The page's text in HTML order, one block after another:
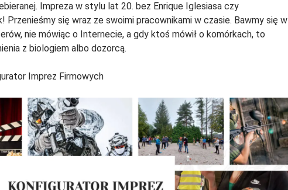
Impreza w stylu lat 20. bez Enrique Iglesiasa czy
Przenieśmy się wraz ze swoimi pracownikami w czasie. Bawmy się w
nie mówiąc o Internecie, a gdy ktoś mówił o komórkach, to
z biologiem albo dozorcą.
Imprez Firmowych